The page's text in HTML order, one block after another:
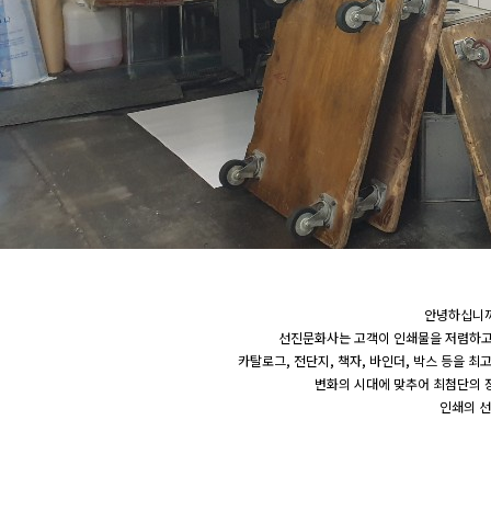
안녕하십니
선진문화사는 고객이 인쇄물을 저렴하
카탈로그, 전단지, 책자, 바인더, 박스 등을 최
변화의 시대에 맞추어 최첨단의
인쇄의